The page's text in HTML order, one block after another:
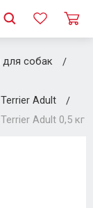
собак
Adult
Adult 0,5 кг